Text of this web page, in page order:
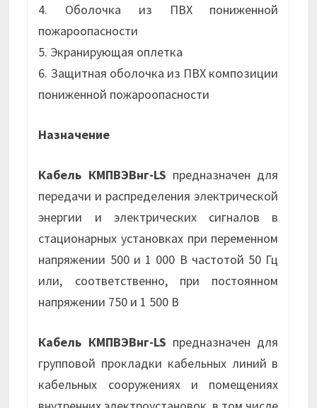
4. Оболочка из ПВХ пониженной
пожароопасности
5. Экранирующая оплетка
6. Защитная оболочка из ПВХ композиции
пониженной пожароопасности
Назначение
Кабель КМПВЭВнг-LS предназначен для
передачи и распределения электрической
энергии и электрических сигналов в
стационарных установках при переменном
напряжении 500 и 1 000 В частотой 50 Гц
или, соответственно, при постоянном
напряжении 750 и 1 500 В
Кабель КМПВЭВнг-LS предназначен для
групповой прокладки кабельных линий в
кабельных сооружениях и помещениях